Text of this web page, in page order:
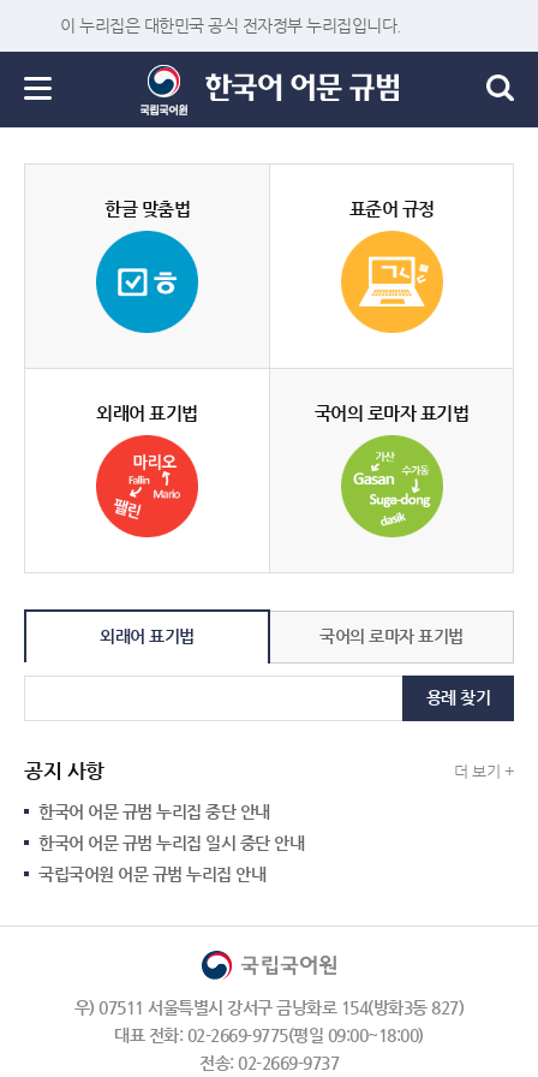
이 누리집은 대한민국 공식 전자정부 누리집입니다.
한글 맞춤법 표준어 규정
외래어 표기법 국어의 로마자 표기법
외래어 표기법 국어의 로마자 표기법
용례 찾기
공지 사항 더 보기 +
한국어 어문 규범 누리집 중단 안내
한국어 어문 규범 누리집 일시 중단 안내
국립국어원 어문 규범 누리집 안내
우) 07511 서울특별시 강서구 금낭화로 154(방화3동 827)
대표 전화: 02-2669-9775(평일 09:00~18:00)
전송: 02-2669-9737